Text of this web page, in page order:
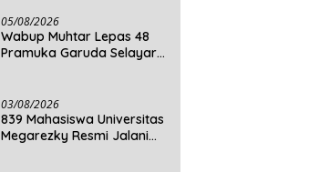
05/08/2026
Wabup Muhtar Lepas 48
Pramuka Garuda Selayar
03/08/2026
839 Mahasiswa Universitas
Megarezky Resmi Jalani